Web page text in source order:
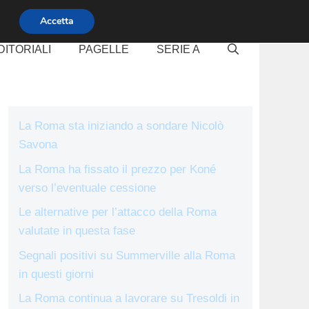
PAGELLE SERIE A
La Roma sta iniziando a sondare Nicolò
Savona
La Roma ha fissato il prezzo per Koné
verso l’eventuale cessione
Le alternative per l’attacco della Roma
valutate in questa fase
Segnali positivi su Summerville alla Roma
in questi giorni
La Roma continua a lavorare su Tresoldi in
Accetta